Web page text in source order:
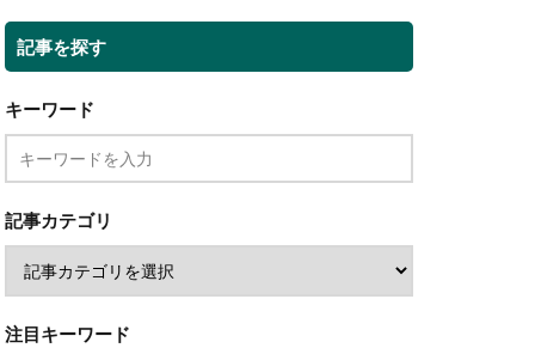
記事を探す
キーワード
記事カテゴリ
注目キーワード